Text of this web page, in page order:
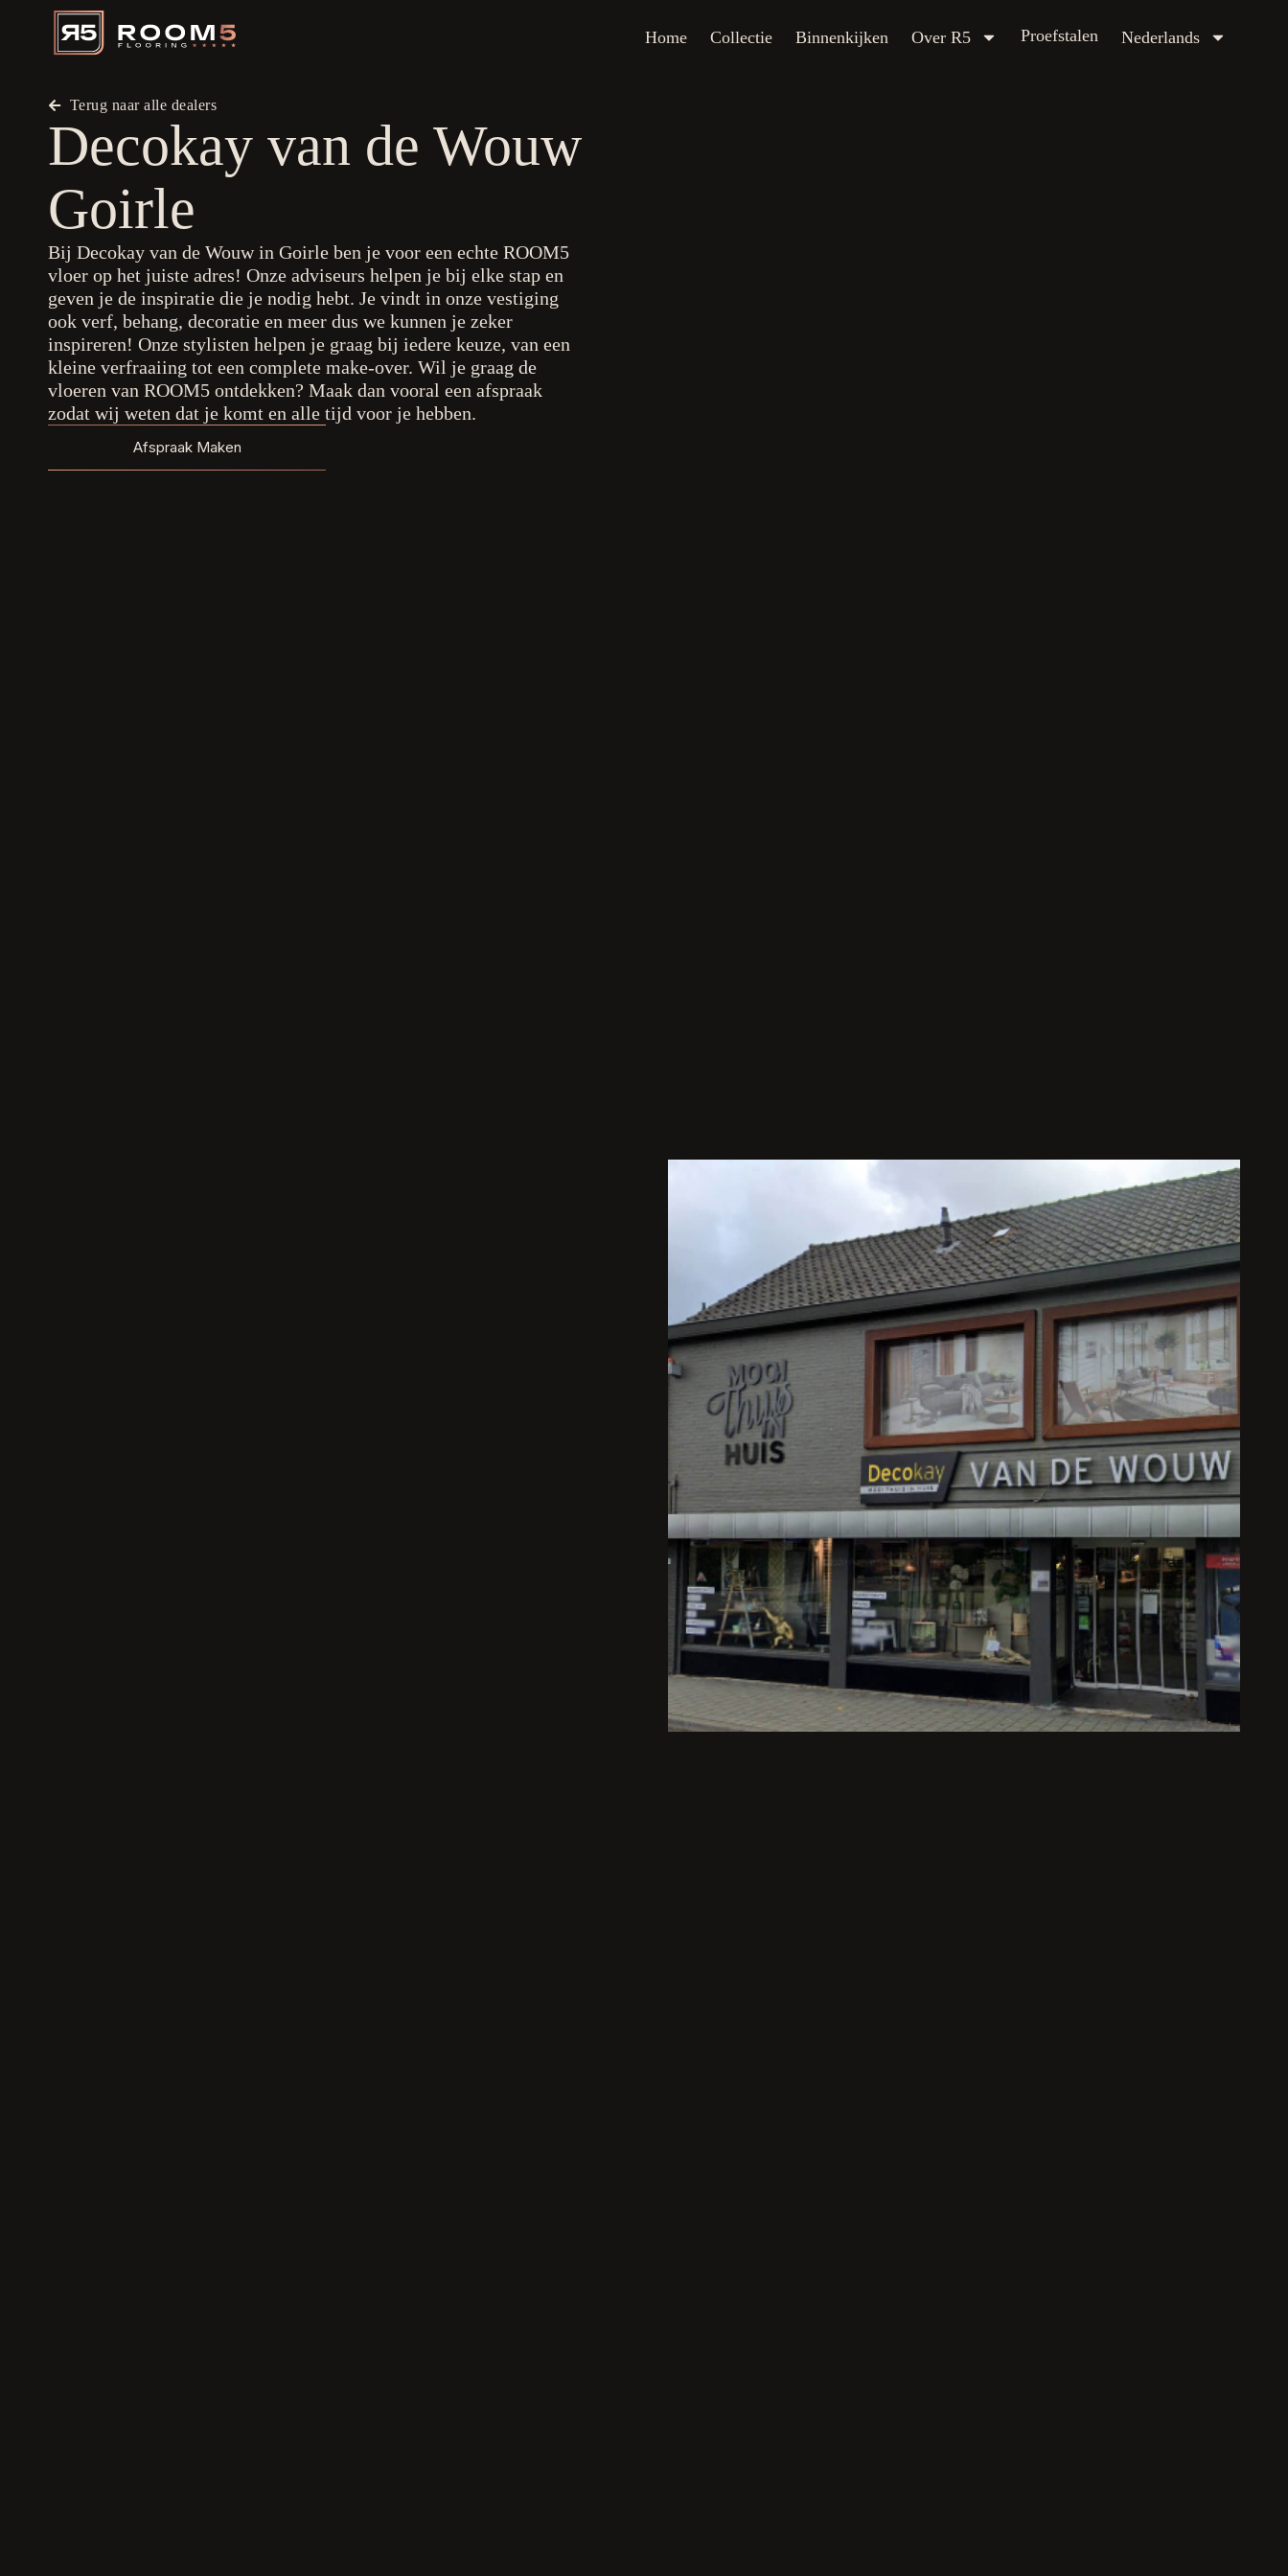
Home Collectie Binnenkijken Over R5 Proefstalen Nederlands
Collectie Binnenkijken Over R5 Proefstalen Nederlands
Terug naar alle dealers
Decokay van de Wouw
Goirle
Bij Decokay van de Wouw in Goirle ben je voor een echte ROOM5
vloer op het juiste adres! Onze adviseurs helpen je bij elke stap en
geven je de inspiratie die je nodig hebt. Je vindt in onze vestiging
ook verf, behang, decoratie en meer dus we kunnen je zeker
inspireren! Onze stylisten helpen je graag bij iedere keuze, van een
kleine verfraaiing tot een complete make-over. Wil je graag de
vloeren van ROOM5 ontdekken? Maak dan vooral een afspraak
zodat wij weten dat je komt en alle tijd voor je hebben.
Afspraak Maken